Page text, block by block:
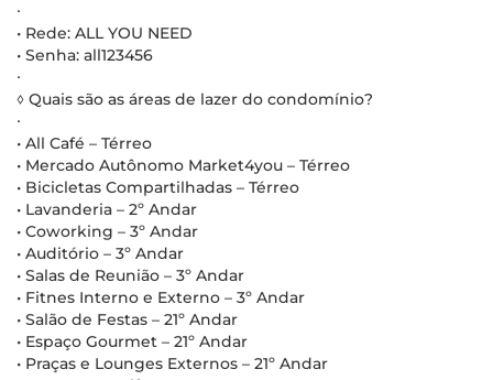
∙
• Rede: ALL YOU NEED
• Senha: all123456
∙
◊ Quais são as áreas de lazer do condomínio?
∙
• All Café – Térreo
• Mercado Autônomo Market4you – Térreo
• Bicicletas Compartilhadas – Térreo
• Lavanderia – 2º Andar
• Coworking – 3º Andar
• Auditório – 3º Andar
• Salas de Reunião – 3º Andar
• Fitnes Interno e Externo – 3º Andar
• Salão de Festas – 21º Andar
• Espaço Gourmet – 21º Andar
• Praças e Lounges Externos – 21º Andar